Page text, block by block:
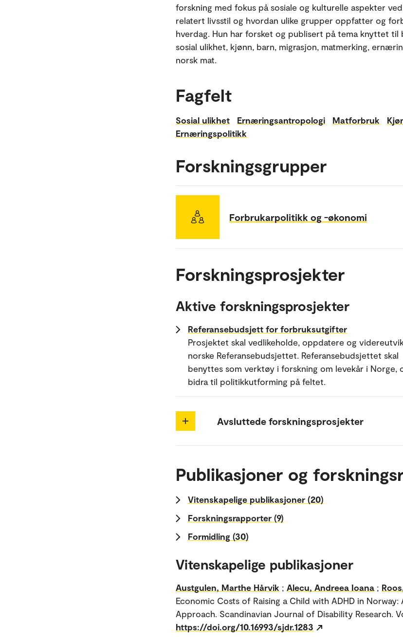
forskning med fokus på sosiale og kulturelle aspekter
relatert livsstil og hvordan ulike grupper oppfatter og
hverdag. Hun har forsket og publisert på tema knyttet til
sosial ulikhet, kjønn, barn, migrasjon, matmerking,
norsk mat.
Fagfelt
Sosial ulikhet Ernæringsantropologi Matforbruk
Ernæringspolitikk
Forskningsgrupper
Forbrukarpolitikk og -økonomi
Forskningsprosjekter
Aktive forskningsprosjekter
Referansebudsjett for forbruksutgifter
Prosjektet skal vedlikeholde, oppdatere og
norske Referansebudsjettet. Referansebudsjettet skal
benyttes som verktøy i forskning om levekår i Norge,
bidra til politikkutforming på feltet.
Avsluttede forskningsprosjekter
Publikasjoner og
Vitenskapelige publikasjoner (20)
Forskningsrapporter (9)
Formidling (30)
Vitenskapelige publikasjoner
Austgulen, Marthe Hårvik ; Alecu, Andreea Ioana ;
Economic Costs of Raising a Child with ADHD in Norway:
Approach. Scandinavian Journal of Disability Research.
https://doi.org/10.16993/sjdr.1283